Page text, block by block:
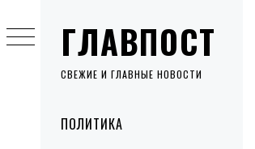
ГЛАВПОСТ
СВЕЖИЕ И ГЛАВНЫЕ НОВОСТИ
MenuПОЛИТИКА
to
content